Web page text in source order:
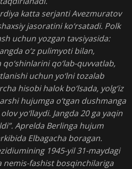
katta serjanti Avezmuratov
jasoratini ko‘rsatadi. Polk
uchun yozgan tavsiyasida:
o‘z pulimyoti bilan,
qo‘lab-quvvatlab,
uchun yo‘lni tozalab
hisobi halok bo‘lsada, yolg‘iz
hujumga o‘tgan dushmanga
yo‘llaydi. Jangda 20 ga yaqin
Aprelda Berlinga hujum
Elbagacha boragan.
1945-yil 31-maydagi
nemis-fashist bosqinchilariga